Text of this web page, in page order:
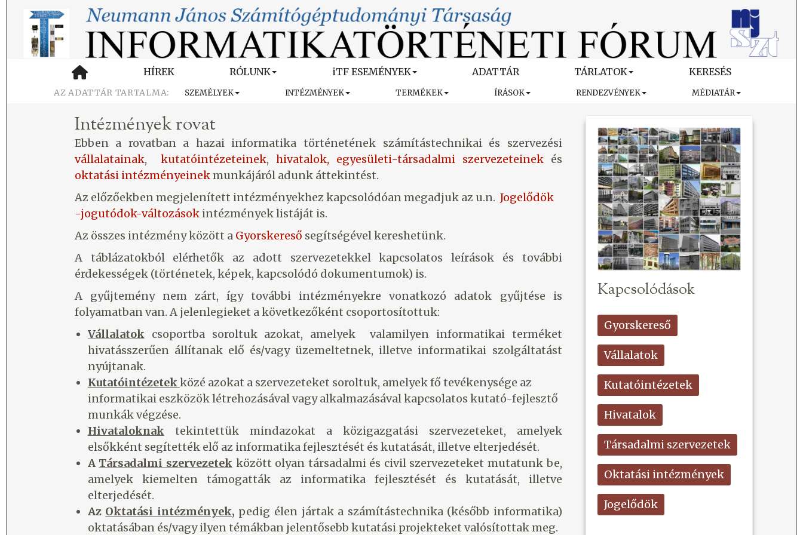
HÍREK RÓLUNK iTF ESEMÉNYEK ADATTÁR TÁRLATOK KERESÉS
SZEMÉLYEK INTÉZMÉNYEK TERMÉKEK ÍRÁSOK RENDEZVÉNYEK MÉDIATÁR
Kapcsolódások
Gyorskereső
Vállalatok
Kutatóintézetek
Hivatalok
Társadalmi szervezetek
Oktatási intézmények
Jogelődök
Intézmények rovat
Ebben a rovatban a hazai informatika történetének számítástechnikai és szervezési
vállalatainak,kutatóintézeteinek,hivatalok, egyesületi-társadalmi szervezeteinekés
oktatási intézményeinekmunkájáról adunk áttekintést.
Az előzőekben megjelenített intézményekhez kapcsolódóan megadjuk az u.n. Jogelődök
-jogutódok-változások intézmények listáját is.
Az összes intézmény között a Gyorskereső segítségével kereshetünk.
A táblázatokból elérhetők az adott szervezetekkel kapcsolatos leírások és további
érdekességek (történetek, képek, kapcsolódó dokumentumok) is.
A gyűjtemény nem zárt, így további intézményekre vonatkozó adatok gyűjtése is
folyamatban van. A jelenlegieket a következőként csoportosítottuk:
Vállalatok
csoportba soroltuk azokat, amelyek valamilyen informatikai terméket
hivatásszerűen állítanak elő és/vagy üzemeltetnek, illetve informatikai szolgáltatást
nyújtanak.
Kutatóintézetek közé azokat a szervezeteket soroltuk, amelyek fő tevékenysége az
informatikai eszközök létrehozásával vagy alkalmazásával kapcsolatos kutató-fejlesztő
munkák végzése.
Hivataloknak tekintettük mindazokat a közigazgatási szervezeteket, amelyek
elsőkként segítették elő az informatika fejlesztését és kutatását, illetve elterjedését.
A Társadalmi szervezetek között olyan társadalmi és civil szervezeteket mutatunk be,
amelyek kiemelten támogatták az informatika fejlesztését és kutatását, illetve
elterjedését.
Az Oktatási intézmények, pedig élen jártak a számítástechnika (később informatika)
oktatásában és/vagy ilyen témákban jelentősebb kutatási projekteket valósítottak meg.